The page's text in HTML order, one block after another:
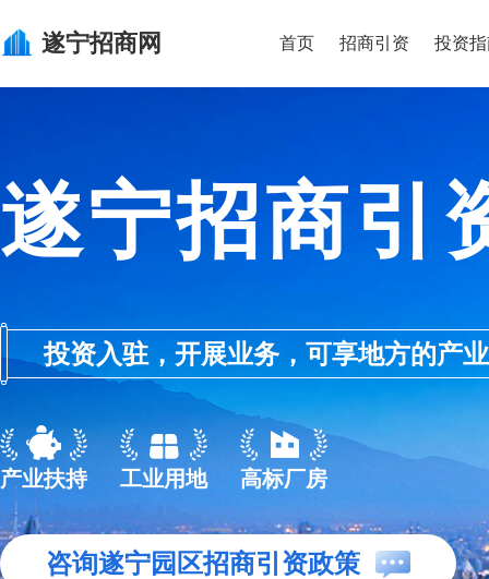
遂宁招商网 首页 招商引资 投资
遂宁招商引
投资入驻，开展业务，可享地方的产
产业扶持 工业用地 高标厂房
咨询遂宁园区招商引资政策